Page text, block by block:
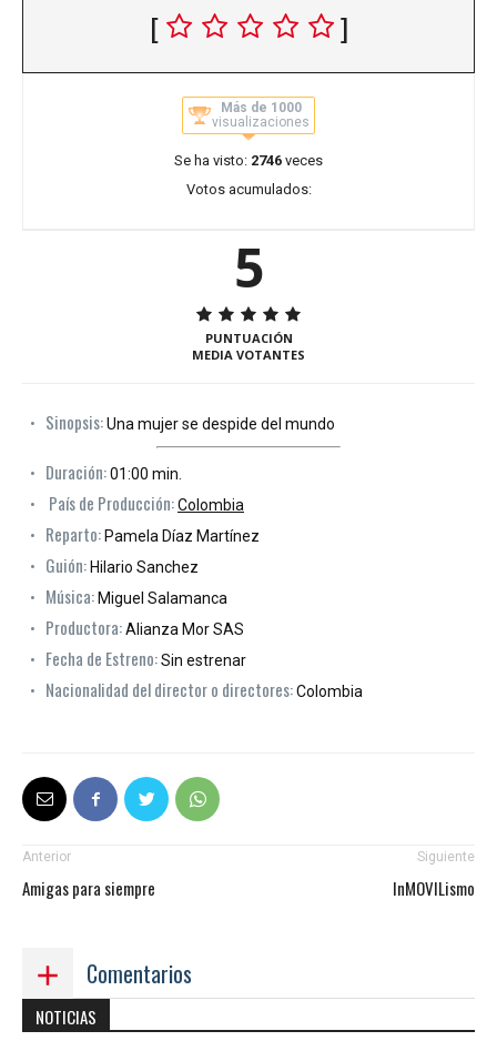
[ ]
Más de 1000
visualizaciones
Se ha visto: 2746 veces
Votos acumulados:
5
PUNTUACIÓN
MEDIA VOTANTES
Sinopsis:Una mujer se despide del mundo
Duración:01:00 min.
País de Producción:Colombia
Reparto: Pamela Díaz Martínez
Guión: Hilario Sanchez
Música: Miguel Salamanca
Productora:Alianza Mor SAS
Fecha de Estreno:Sin estrenar
Nacionalidad del director o directores:Colombia
Anterior
Amigas para siempre
Siguiente
InMOVILismo
Comentarios
NOTICIAS